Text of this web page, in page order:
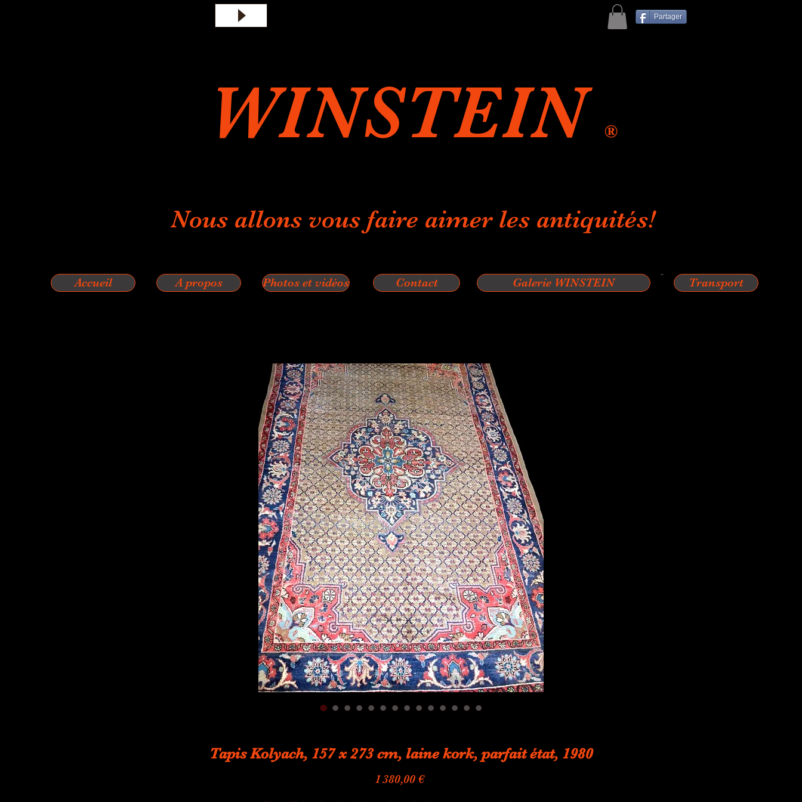
Partager
WINSTEIN ®
Nous allons vous faire aimer les antiquités!
Accueil A propos Photos et vidéos Contact Galerie WINSTEIN Transport
Tapis Kolyach, 157 x 273 cm, laine kork, parfait état, 1980
1 380,00 €Prix